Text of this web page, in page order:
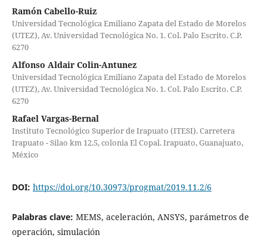
Ramón Cabello-Ruiz
Universidad Tecnológica Emiliano Zapata del Estado de Morelos
(UTEZ), Av. Universidad Tecnológica No. 1. Col. Palo Escrito. C.P.
6270
Alfonso Aldair Colin-Antunez
Universidad Tecnológica Emiliano Zapata del Estado de Morelos
(UTEZ), Av. Universidad Tecnológica No. 1. Col. Palo Escrito. C.P.
6270
Rafael Vargas-Bernal
Instituto Tecnológico Superior de Irapuato (ITESI). Carretera
Irapuato - Silao km 12.5, colonia El Copal. Irapuato, Guanajuato,
México
DOI: https://doi.org/10.30973/progmat/2019.11.2/6
Palabras clave: MEMS, aceleración, ANSYS, parámetros de
operación, simulación